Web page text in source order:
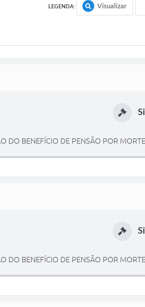
LEGENDA: Visualizar
DO BENEFÍCIO DE PENSÃO POR
DO BENEFÍCIO DE PENSÃO POR